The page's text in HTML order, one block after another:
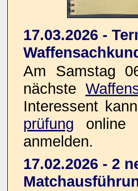
17.03.2026 -
Am Samstag
nächste
Interessent
prüfung online
anmelden.
17.02.2026 - 2